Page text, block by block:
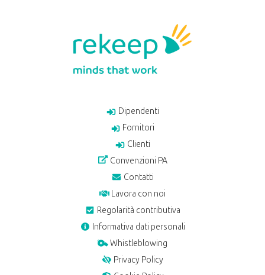
Dipendenti
Fornitori
Clienti
Convenzioni PA
Contatti
Lavora con noi
Regolarità contributiva
Informativa dati personali
Whistleblowing
Privacy Policy